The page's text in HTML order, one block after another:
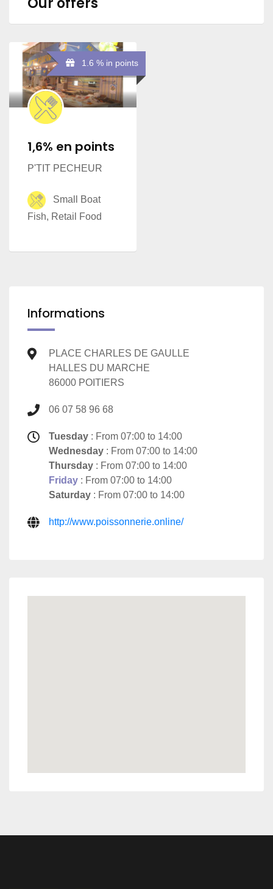
1.6 % in points
1,6% en points
P'TIT PECHEUR
Small Boat
Fish, Retail Food
Informations
PLACE CHARLES DE GAULLE
HALLES DU MARCHE
86000 POITIERS
06 07 58 96 68
Tuesday : From 07:00 to 14:00
Wednesday : From 07:00 to 14:00
Thursday : From 07:00 to 14:00
Friday : From 07:00 to 14:00
Saturday : From 07:00 to 14:00
http://www.poissonnerie.online/